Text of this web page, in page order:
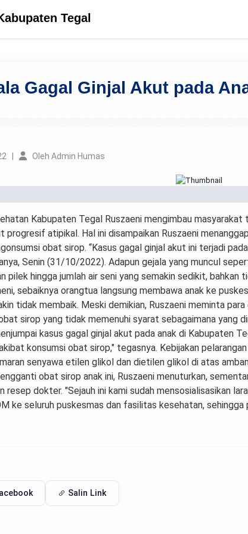
Tegal
Gagal Ginjal Akut pada
| Oleh Admin Humas
Kabupaten Tegal Ruszaeni mengimbau
progresif atipikal. Hal ini disampaikan Ruszaeni
obat sirop. “Kasus gagal ginjal akut ini terjadi
Senin (31/10/2022). Adapun gejala yang muncul
pilek hingga jumlah air seni yang semakin sedikit, bahkan
sebaiknya orangtua langsung membawa anak ke
tidak membaik. Meski demikian, Ruszaeni meminta
sirop yang tidak memenuhi syarat sebagaimana yang
kasus gagal ginjal akut pada anak di Kabupaten
konsumsi obat sirop," tegasnya. Kebijakan
senyawa etilen glikol dan dietilen glikol di atas
obat sirop anak ini, Ruszaeni menuturkan,
resep dokter. "Sejauh ini kami sudah mensosialisasikan
ke seluruh puskesmas dan fasilitas kesehatan,
Salin Link